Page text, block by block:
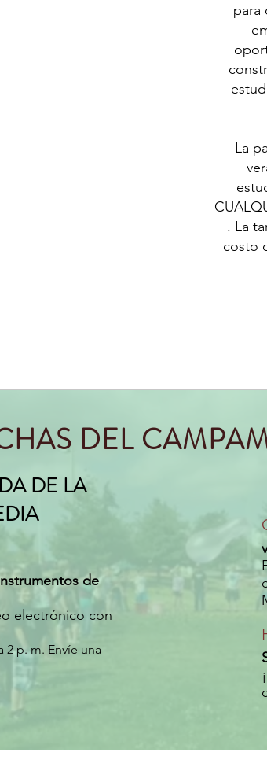
para
La
. La
costo
DE LA
de
electrónico con
2 p. m. Envíe una
DEL